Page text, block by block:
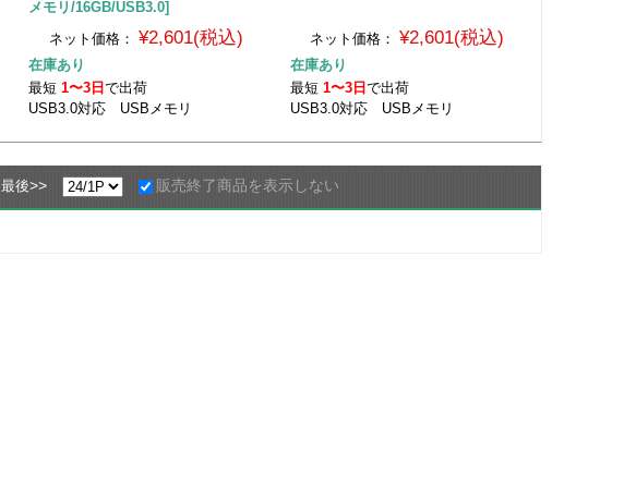
メモリ/16GB/USB3.0]
ネット価格：
¥2,601(税込)
在庫あり
最短1〜3日で出荷
USB3.0対応 USBメモリ
ネット価格： ¥2,601(税込)
在庫あり
最短 1〜3日 で出荷
USB3.0対応 USBメモリ
最後>> 販売終了商品を表示しない